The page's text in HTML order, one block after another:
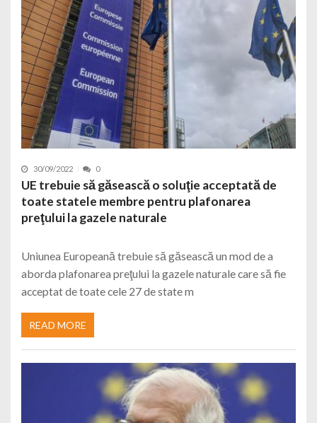
30/09/2022 0
UE trebuie să găsească o soluţie acceptată de
toate statele membre pentru plafonarea
preţului la gazele naturale
Uniunea Europeană trebuie să găsească un mod de a
aborda plafonarea preţului la gazele naturale care să fie
acceptat de toate cele 27 de state m
READ MORE